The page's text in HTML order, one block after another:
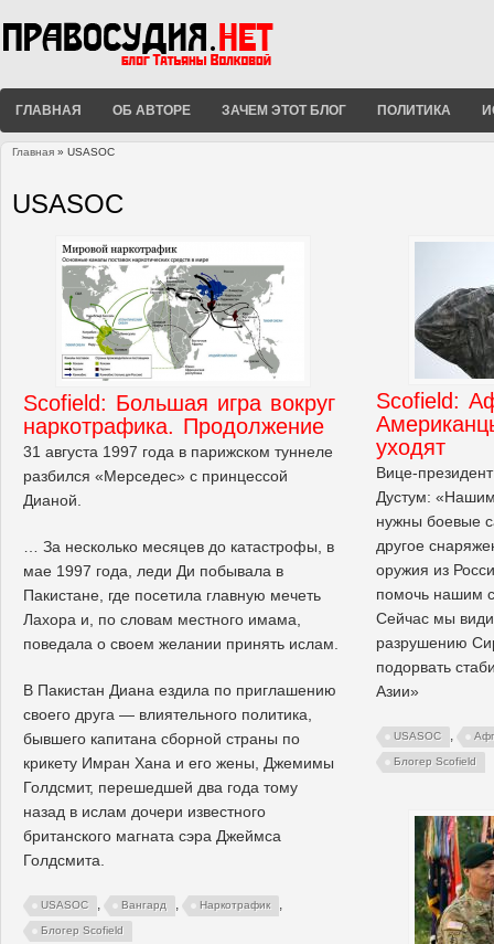
ГЛАВНАЯ ОБ АВТОРЕ ЗАЧЕМ ЭТОТ БЛОГ ПОЛИТИКА
Главная » USASOC
USASOC
Scofield: Большая игра вокруг
наркотрафика. Продолжение
31 августа 1997 года в парижском туннеле
разбился «Мерседес» с принцессой
Дианой.
… За несколько месяцев до катастрофы, в
мае 1997 года, леди Ди побывала в
Пакистане, где посетила главную мечеть
Лахора и, по словам местного имама,
поведала о своем желании принять ислам.
В Пакистан Диана ездила по приглашению
своего друга — влиятельного политика,
бывшего капитана сборной страны по
крикету Имран Хана и его жены, Джемимы
Голдсмит, перешедшей два года тому
назад в ислам дочери известного
британского магната сэра Джеймса
Голдсмита.
USASOC , Вангард , Наркотрафик ,
Блогер Scofield
Scofield:
уходят
Вице-
Дустум:
нужны боевые
другое
оружия из
помочь нашим
Сейчас мы
разрушению
подорвать
Азии»
USASOC ,
Блогер Scofield